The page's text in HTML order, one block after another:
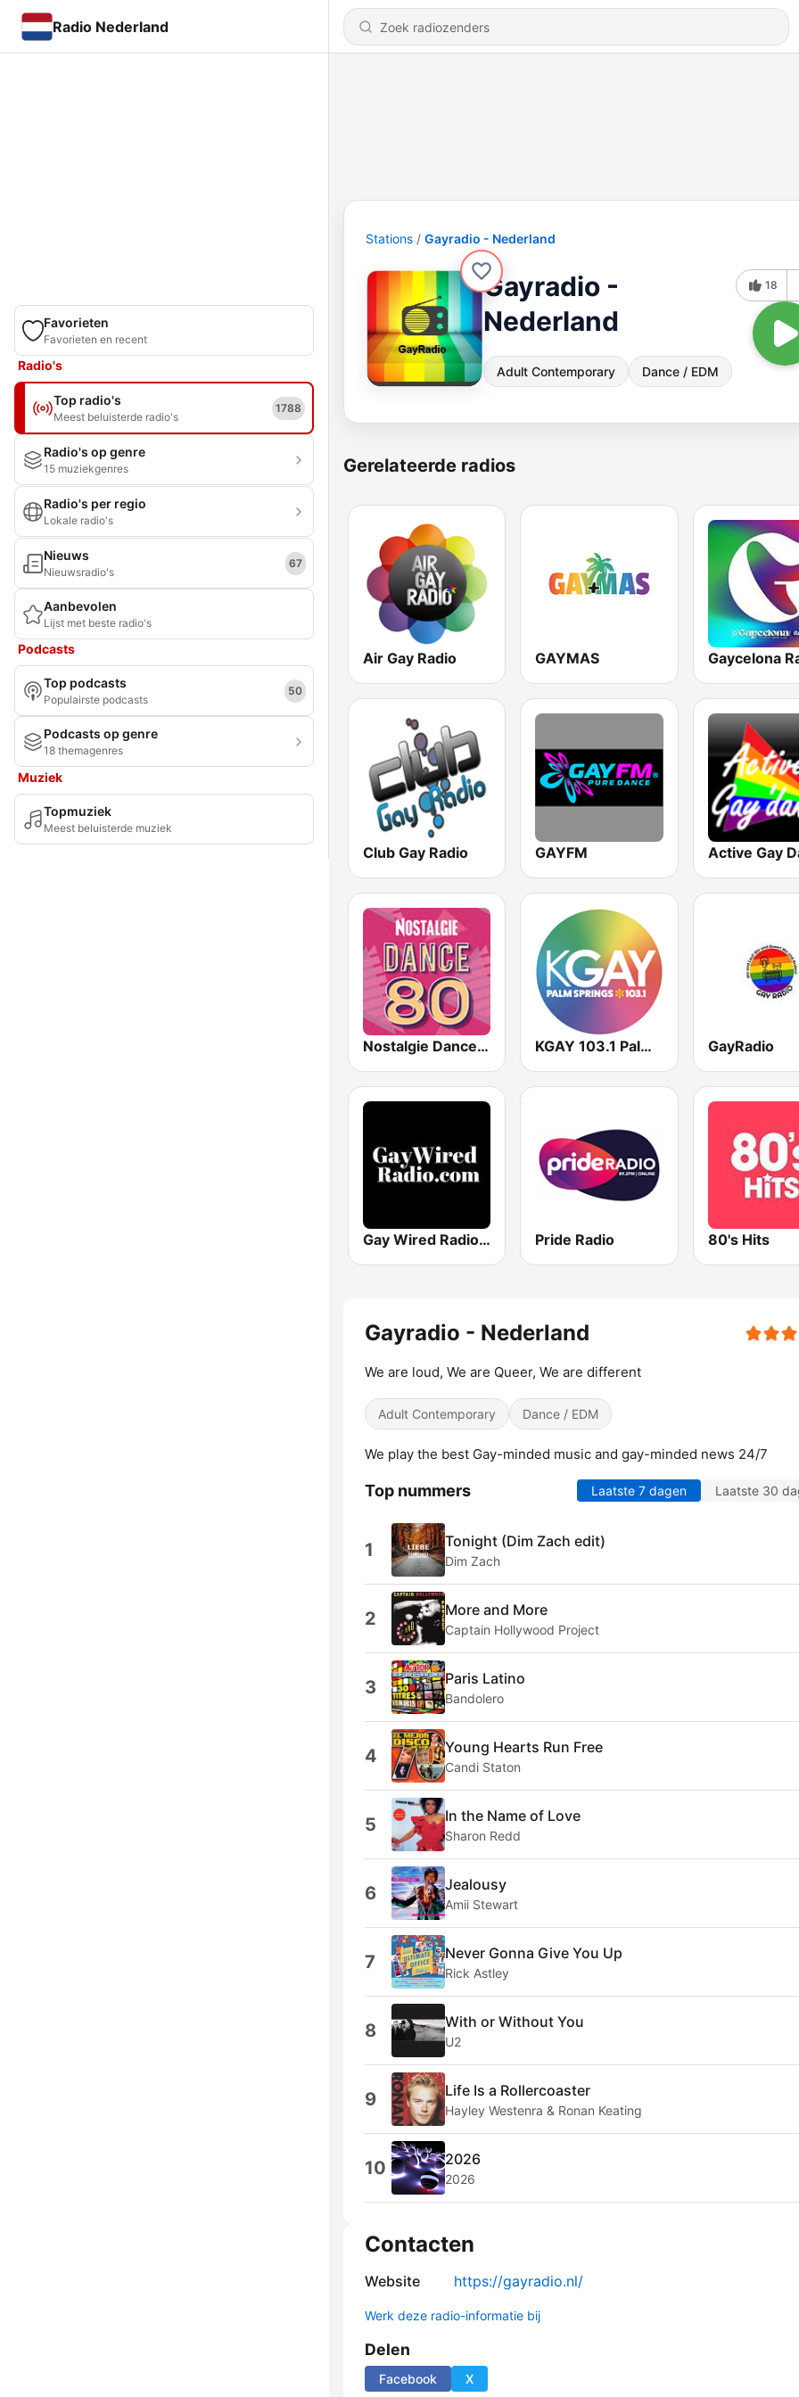
Radio Nederland
Favorieten
Favorieten en recent
Radio's
Top radio's
Meest beluisterde radio's
1788
Radio's op genre
15 muziekgenres
Radio's per regio
Lokale radio's
Nieuws
Nieuwsradio's
67
Aanbevolen
Lijst met beste radio's
Podcasts
Top podcasts
Populairste podcasts
50
Podcasts op genre
18 themagenres
Muziek
Topmuziek
Meest beluisterde muziek
Stations Gayradio - Nederland
Gayradio -
Nederland
Adult Contemporary Dance / EDM
18
Gerelateerde radios
Air Gay Radio GAYMAS Gaycelona
Club Gay Radio GAYFM
Nostalgie Dance 80 KGAY 103.1 Palm Springs GayRadio
Gay Wired Radio - GayWiredRadio.com Pride Radio 80's Hits
Gayradio - Nederland
We are loud, We are Queer, We are different
Adult Contemporary Dance / EDM
We play the best Gay-minded music and gay-minded news 24/7
Top nummers Laatste 7 dagen Laatste 30
1 Tonight (Dim Zach edit)
Dim Zach
2 More and More
Captain Hollywood Project
3 Paris Latino
Bandolero
4 Young Hearts Run Free
Candi Staton
5 In the Name of Love
Sharon Redd
6 Jealousy
Amii Stewart
7 Never Gonna Give You Up
Rick Astley
8 With or Without You
U2
9 Life Is a Rollercoaster
Hayley Westenra & Ronan Keating
10 2026
2026
Contacten
Website https://gayradio.nl/
Werk deze radio-informatie bij
Delen
Facebook X